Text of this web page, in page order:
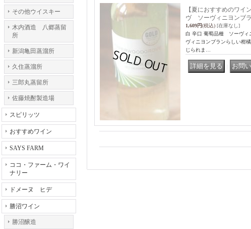
その他ウイスキー
木内酒造 八郷蒸留
所
新潟亀田蒸溜所
久住蒸溜所
三郎丸蒸留所
佐藤焼酎製造場
スピリッツ
おすすめワイン
SAYS FARM
ココ・ファーム・ワイ
ナリー
ドメーヌ ヒデ
勝沼ワイン
勝沼醸造
【夏におすすめのワ
ヴ ソーヴィニヨンブ
1,609円(税込) [在庫なし]
白 辛口 葡萄品種 ソーヴ
ヴィニヨンブランらしい柑
じられま…